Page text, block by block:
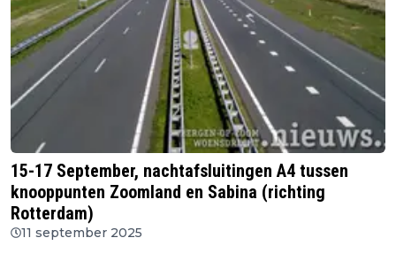
15-17 September, nachtafsluitingen A4 tussen
knooppunten Zoomland en Sabina (richting
Rotterdam)
11 september 2025